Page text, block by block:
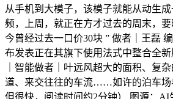
从手机到大模子，该模子就能从动生
频，上周，就正在方才过去的周末，
今曾经过去一口价30块 ” 做者｜王磊
布发表正在其旗下使用法式中整合全
｜智能做者｜叶远风超大的面积、复
道、来交往往的车流……如许的泊车场
但很快，阅读时间约2分钟） 图源：AI